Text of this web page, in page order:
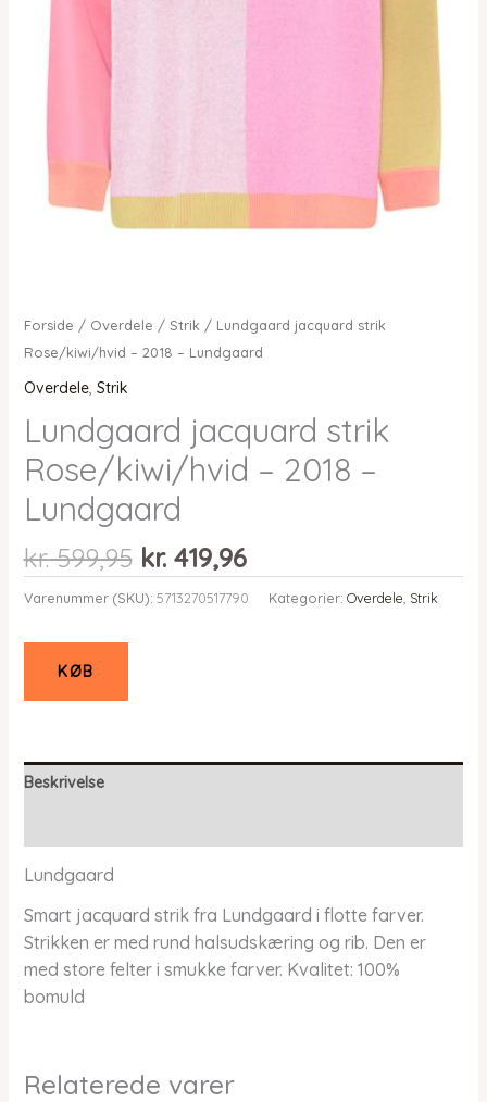
Forside / Overdele / Strik / Lundgaard jacquard strik
Rose/kiwi/hvid – 2018 – Lundgaard
Overdele, Strik
Lundgaard jacquard strik
Rose/kiwi/hvid – 2018 –
Lundgaard
kr.599,95 Den
oprindelige
pris
kr.419,96Den
aktuelle
pris
Varenummer (SKU): 5713270517790 Kategorier: Overdele Strik
KØB
Beskrivelse
Lundgaard
Smart jacquard strik fra Lundgaard i flotte farver.
Strikken er med rund halsudskæring og rib. Den er
med store felter i smukke farver. Kvalitet: 100%
bomuld
Relaterede varer